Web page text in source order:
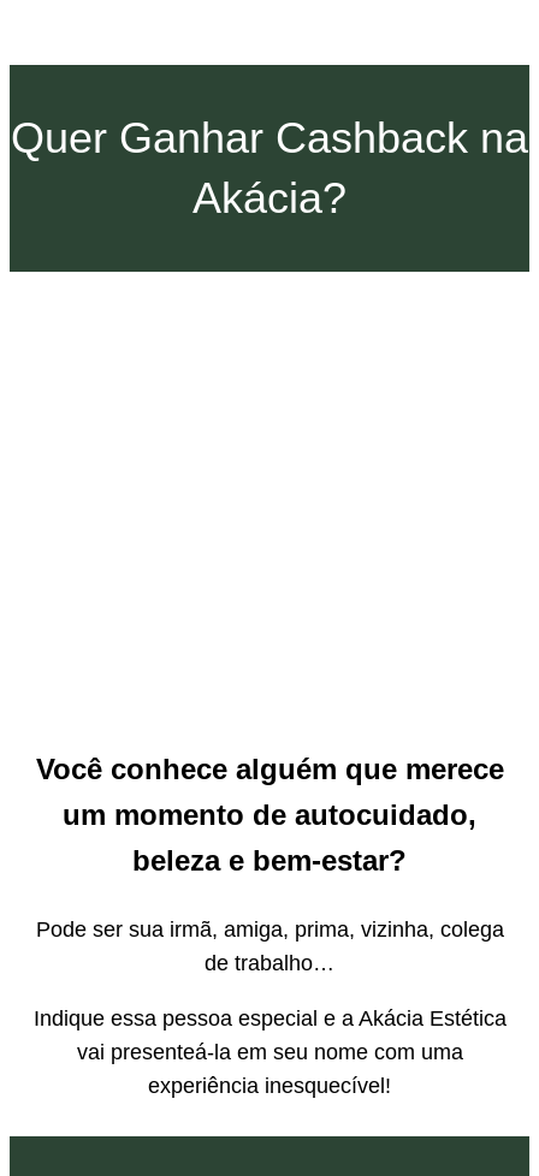
Quer Ganhar Cashback na
Akácia?
Você conhece alguém que merece
um momento de autocuidado,
beleza e bem-estar?
Pode ser sua irmã, amiga, prima, vizinha, colega
de trabalho…
Indique essa pessoa especial e a Akácia Estética
vai presenteá-la em seu nome com uma
experiência inesquecível!